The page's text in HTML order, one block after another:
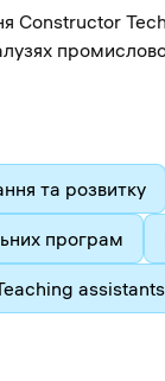
Constructor
та розвитку
програм
assistants